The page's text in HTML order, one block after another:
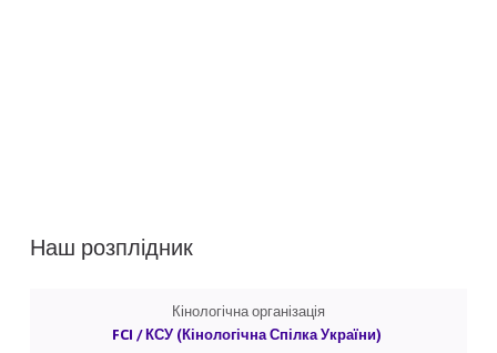
Наш розплідник
Кінологічна організація
FCI / КСУ (Кінологічна Спілка України)